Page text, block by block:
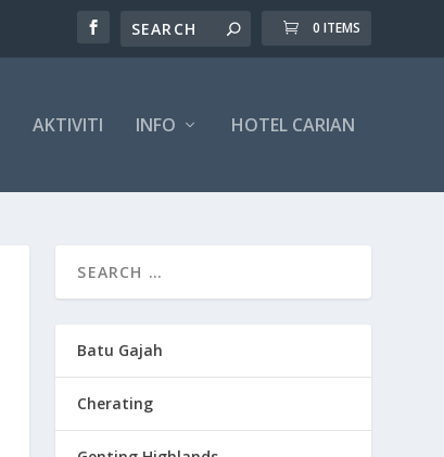
0 ITEMS
AKTIVITI INFO HOTEL CARIAN
Batu Gajah
Cherating